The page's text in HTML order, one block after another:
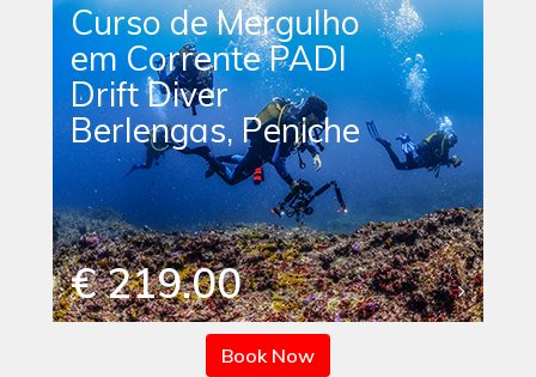
Curso de Mergulho
em Corrente PADI
Drift Diver
Berlengas, Peniche
€ 219.00
Book Now